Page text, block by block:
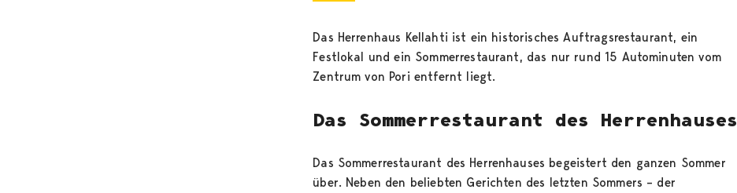
Das Herrenhaus Kellahti ist ein historisches Auftragsrestaurant, ein
Festlokal und ein Sommerrestaurant, das nur rund 15 Autominuten vom
Zentrum von Pori entfernt liegt.
Das Sommerrestaurant des Herrenhauses
Das Sommerrestaurant des Herrenhauses begeistert den ganzen Sommer
über. Neben den beliebten Gerichten des letzten Sommers – der